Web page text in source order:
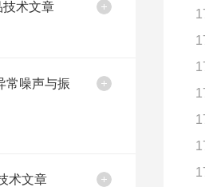
技术文章
常噪声与振
术文章